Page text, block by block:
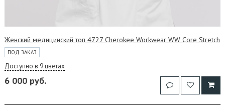
Женский медицинский топ 4727 Cherokee Workwear WW Core Stretch
ПОД ЗАКАЗ
Доступно в 9 цветах
6 000 руб.